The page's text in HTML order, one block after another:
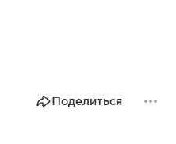
Поделиться